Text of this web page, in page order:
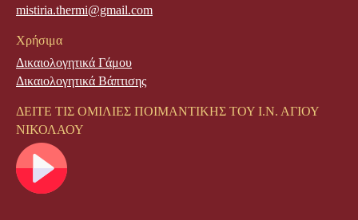
mistiria.thermi@gmail.com
Χρήσιμα
Δικαιολογητικά Γάμου
Δικαιολογητικά Βάπτισης
ΔΕΙΤΕ ΤΙΣ ΟΜΙΛΙΕΣ ΠΟΙΜΑΝΤΙΚΗΣ ΤΟΥ Ι.Ν. ΑΓΙΟΥ
ΝΙΚΟΛΑΟΥ